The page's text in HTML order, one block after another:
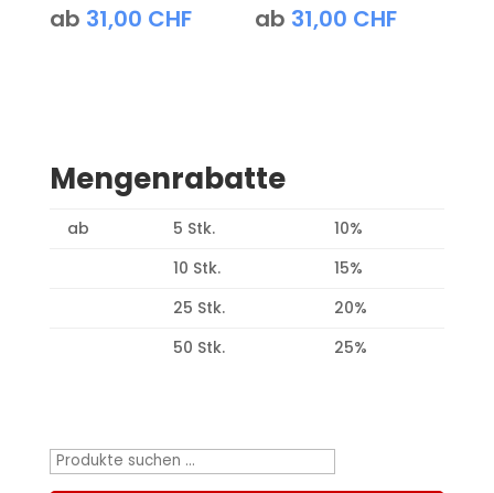
ab 31,00 CHF ab 31,00 CHF
Mengenrabatte
ab 5 Stk.
10%
10 Stk.
15%
25 Stk.
20%
50 Stk.
25%
Suchen